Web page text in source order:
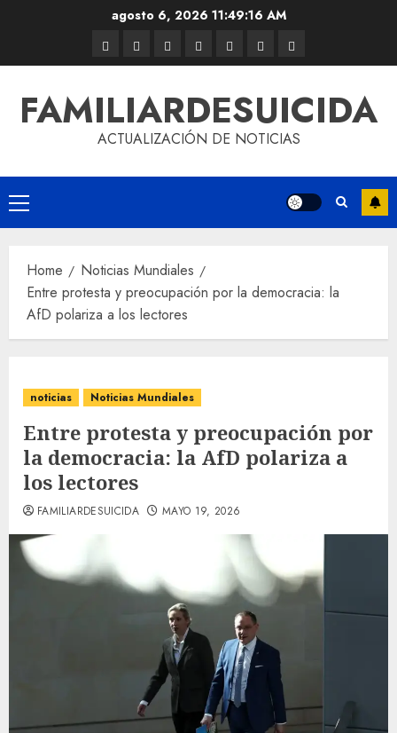
agosto 6, 202611:49:17 AM
FAMILIARDESUICIDA
ACTUALIZACIÓN DE NOTICIAS
Home
Noticias Mundiales
Entre protesta y preocupación por la democracia: la
AfD polariza a los lectores
noticias Noticias Mundiales
Entre protesta y preocupación por
la democracia: la AfD polariza a
los lectores
FAMILIARDESUICIDA MAYO 19, 2026